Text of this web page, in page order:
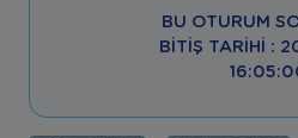
BU OTURUM
BITIŞ TARIHI :